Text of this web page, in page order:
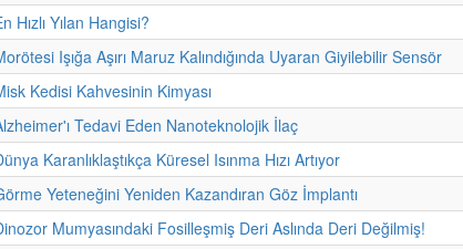
Hızlı Yılan Hangisi?
Işığa Aşırı Maruz Kalındığında Uyaran Giyilebilir Sensör
Kedisi Kahvesinin Kimyası
Tedavi Eden Nanoteknolojik İlaç
Karanlıklaştıkça Küresel Isınma Hızı Artıyor
Yeteneğini Yeniden Kazandıran Göz İmplantı
Mumyasındaki Fosilleşmiş Deri Aslında Deri Değilmiş!